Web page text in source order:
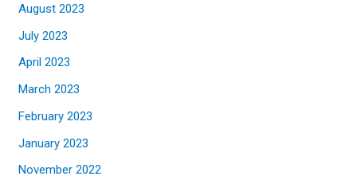
August 2023
July 2023
April 2023
March 2023
February 2023
January 2023
November 2022